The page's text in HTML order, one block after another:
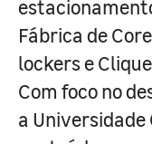
Fábrica de
lockers e
Com foco no
a